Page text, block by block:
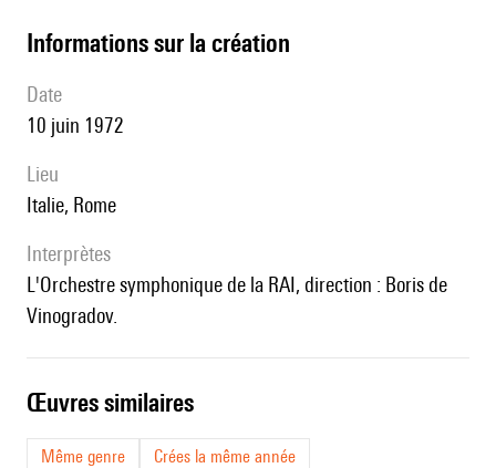
informations sur la création
date
10 juin 1972
lieu
Italie, Rome
interprètes
l'Orchestre symphonique de la RAI, direction : Boris de
Vinogradov.
œuvres similaires
Même genre
Crées la même année